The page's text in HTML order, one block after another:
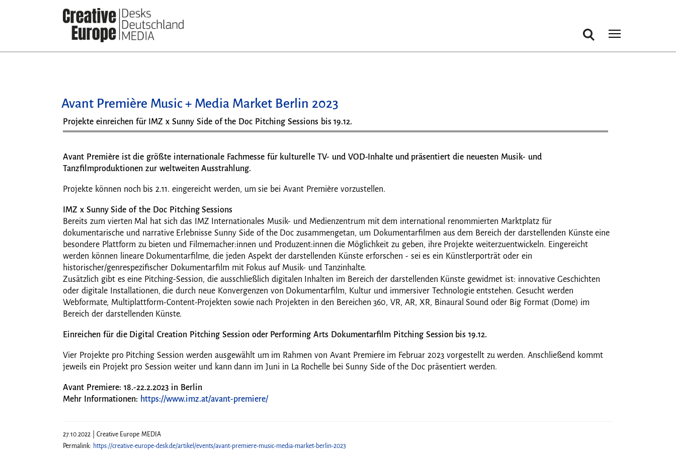
Avant Première Music + Media Market Berlin 2023
Projekte einreichen für IMZ x Sunny Side of the Doc Pitching Sessions bis 19.12.
Avant Première ist die größte internationale Fachmesse für kulturelle TV- und VOD-Inhalte und präsentiert die neuesten Musik- und
Tanzfilmproduktionen zur weltweiten Ausstrahlung.
Projekte können noch bis 2.11. eingereicht werden, um sie bei Avant Première vorzustellen.
IMZ x Sunny Side of the Doc Pitching Sessions
Bereits zum vierten Mal hat sich das IMZ Internationales Musik- und Medienzentrum mit dem international renommierten Marktplatz für
dokumentarische und narrative Erlebnisse Sunny Side of the Doc zusammengetan, um Dokumentarfilmen aus dem Bereich der darstellenden Künste eine
besondere Plattform zu bieten und Filmemacher:innen und Produzent:innen die Möglichkeit zu geben, ihre Projekte weiterzuentwickeln. Eingereicht
werden können lineare Dokumentarfilme, die jeden Aspekt der darstellenden Künste erforschen - sei es ein Künstlerporträt oder ein
historischer/genrespezifischer Dokumentarfilm mit Fokus auf Musik- und Tanzinhalte.
Zusätzlich gibt es eine Pitching-Session, die ausschließlich digitalen Inhalten im Bereich der darstellenden Künste gewidmet ist: innovative Geschichten
oder digitale Installationen, die durch neue Konvergenzen von Dokumentarfilm, Kultur und immersiver Technologie entstehen. Gesucht werden
Webformate, Multiplattform-Content-Projekten sowie nach Projekten in den Bereichen 360, VR, AR, XR, Binaural Sound oder Big Format (Dome) im
Bereich der darstellenden Künste.
Einreichen für die Digital Creation Pitching Session oder Performing Arts Dokumentarfilm Pitching Session bis 19.12.
Vier Projekte pro Pitching Session werden ausgewählt um im Rahmen von Avant Premiere im Februar 2023 vorgestellt zu werden. Anschließend kommt
jeweils ein Projekt pro Session weiter und kann dann im Juni in La Rochelle bei Sunny Side of the Doc präsentiert werden.
Avant Premiere: 18.-22.2.2023 in Berlin
Mehr Informationen: https://www.imz.at/avant-premiere/
27.10.2022 | Creative Europe MEDIA
Permalink: https://creative-europe-desk.de/artikel/events/avant-premiere-music-media-market-berlin-2023